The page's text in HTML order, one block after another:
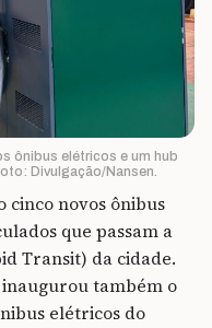
ônibus elétricos e um hub
Divulgação/Nansen.
cinco novos ônibus
que passam a
Transit) da cidade.
também o
elétricos do